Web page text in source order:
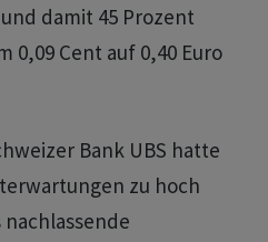
damit 45 Prozent
0,09 Cent auf 0,40 Euro
Bank UBS hatte
zu hoch